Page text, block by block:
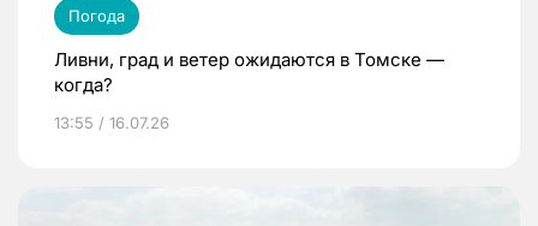
Погода
Ливни, град и ветер ожидаются в Томске —
когда?
13:55 / 16.07.26